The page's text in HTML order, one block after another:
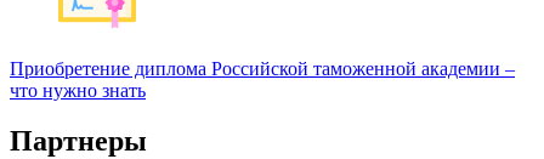
Приобретение диплома Российской таможенной академии –
что нужно знать
Партнеры